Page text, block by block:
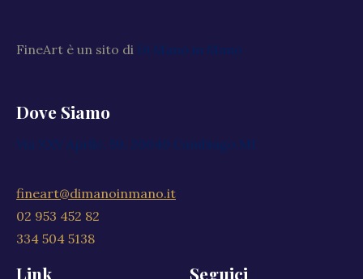
FineArt è un sito di Di Mano in Mano
Dove Siamo
Via XXV Aprile, 59, 20040 Cambiago MI
fineart@dimanoinmano.it
02 953 452 82
334 504 5138
Link Seguici